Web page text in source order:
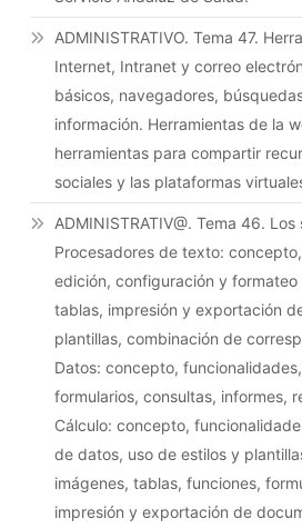
ADMINISTRATIVO. Tema 47.
Internet, Intranet y correo
básicos, navegadores,
información. Herramientas de la
herramientas para compartir
sociales y las plataformas
ADMINISTRATIV@. Tema 46.
Procesadores de texto:
edición, configuración y
tablas, impresión y exportación
plantillas, combinación de
Datos: concepto,
formularios, consultas, informes,
Cálculo: concepto,
de datos, uso de estilos y
imágenes, tablas, funciones,
impresión y exportación de